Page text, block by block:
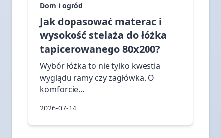
Dom i ogród
Jak dopasować materac i
wysokość stelaża do łóżka
tapicerowanego 80x200?
Wybór łóżka to nie tylko kwestia
wyglądu ramy czy zagłówka. O
komforcie...
2026-07-14